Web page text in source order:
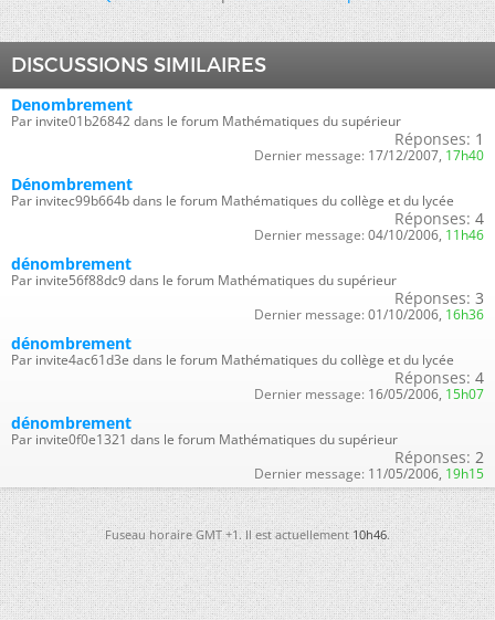
DISCUSSIONS SIMILAIRES
Denombrement
Par invite01b26842 dans le forum Mathématiques du supérieur
Réponses: 1
Dernier message: 17/12/2007, 17h40
Dénombrement
Par invitec99b664b dans le forum Mathématiques du collège et du lycée
Réponses: 4
Dernier message: 04/10/2006, 11h46
dénombrement
Par invite56f88dc9 dans le forum Mathématiques du supérieur
Réponses: 3
Dernier message: 01/10/2006, 16h36
dénombrement
Par invite4ac61d3e dans le forum Mathématiques du collège et du lycée
Réponses: 4
Dernier message: 16/05/2006, 15h07
dénombrement
Par invite0f0e1321 dans le forum Mathématiques du supérieur
Réponses: 2
Dernier message: 11/05/2006, 19h15
Fuseau horaire GMT +1. Il est actuellement10h46.